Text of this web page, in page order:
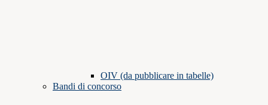
OIV (da pubblicare in tabelle)
Bandi di concorso